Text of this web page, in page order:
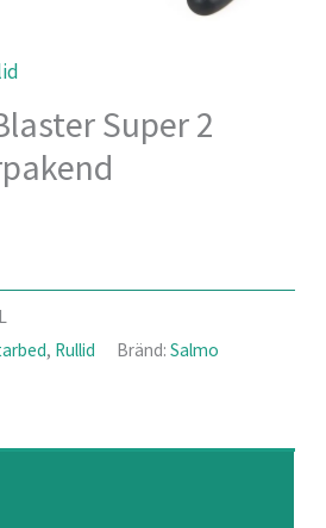
Super 2
, Rullid Bränd:Salmo